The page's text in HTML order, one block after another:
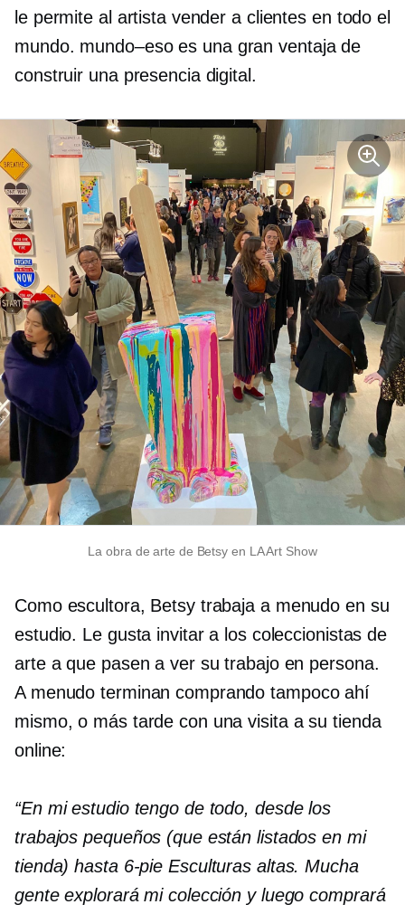
le permite al artista vender a clientes en todo el
mundo. mundo–eso es una gran ventaja de
construir una presencia digital.
La obra de arte de Betsy en LA Art Show
Como escultora, Betsy trabaja a menudo en su
estudio. Le gusta invitar a los coleccionistas de
arte a que pasen a ver su trabajo en persona.
A menudo terminan comprandotampocoahí
mismo, o más tarde con una visita a su tienda
online:
“En mi estudio tengo de todo, desde los
trabajos pequeños (que están listados en mi
tienda) hasta 6-pie Esculturas altas. Mucha
gente explorará mi colección y luego comprará